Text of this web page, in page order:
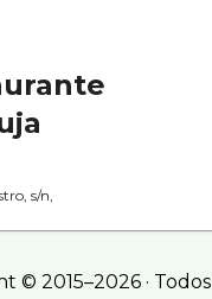
s/n,
© 2015–2026 ·